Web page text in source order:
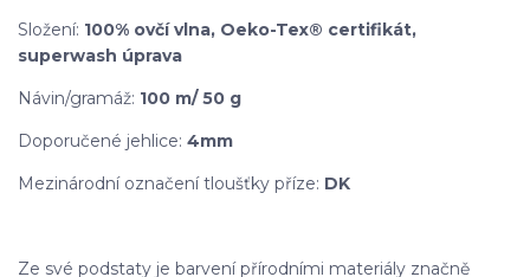
Složení: 100% ovčí vlna, Oeko-Tex® certifikát,
superwash úprava
Návin/gramáž: 100 m/ 50 g
Doporučené jehlice: 4mm
Mezinárodní označení tloušťky příze: DK
Ze své podstaty je barvení přírodními materiály značně